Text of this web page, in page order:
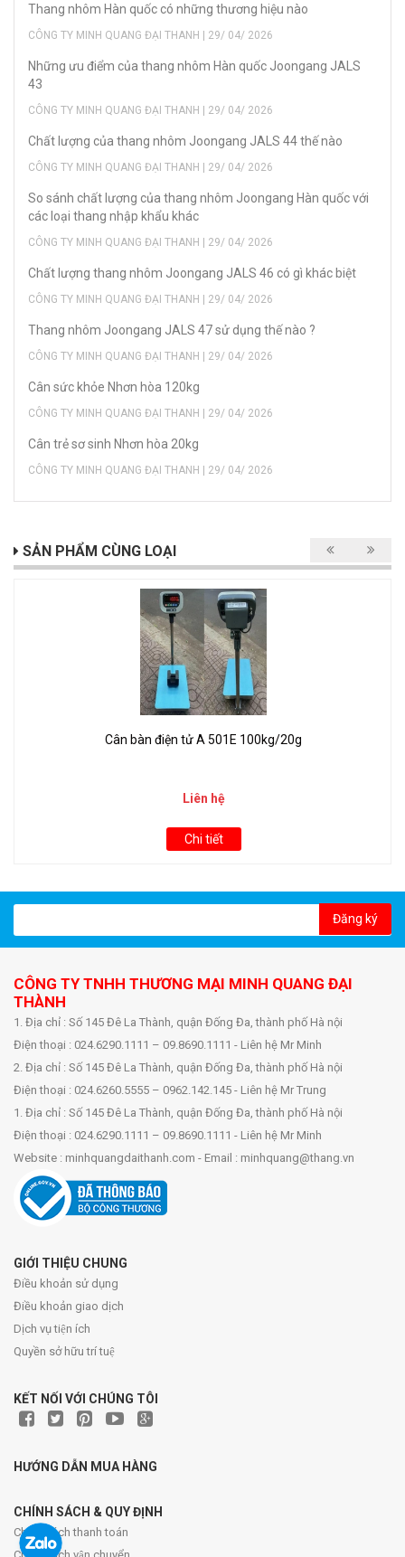
Thang nhôm Hàn quốc có những thương hiệu nào
CÔNG TY MINH QUANG ĐẠI THANH | 29/ 04/ 2026
Những ưu điểm của thang nhôm Hàn quốc Joongang JALS
43
CÔNG TY MINH QUANG ĐẠI THANH | 29/ 04/ 2026
Chất lượng của thang nhôm Joongang JALS 44 thế nào
CÔNG TY MINH QUANG ĐẠI THANH | 29/ 04/ 2026
So sánh chất lượng của thang nhôm Joongang Hàn quốc với
các loại thang nhập khẩu khác
CÔNG TY MINH QUANG ĐẠI THANH | 29/ 04/ 2026
Chất lượng thang nhôm Joongang JALS 46 có gì khác biệt
CÔNG TY MINH QUANG ĐẠI THANH | 29/ 04/ 2026
Thang nhôm Joongang JALS 47 sử dụng thế nào ?
CÔNG TY MINH QUANG ĐẠI THANH | 29/ 04/ 2026
Cân sức khỏe Nhơn hòa 120kg
CÔNG TY MINH QUANG ĐẠI THANH | 29/ 04/ 2026
Cân trẻ sơ sinh Nhơn hòa 20kg
CÔNG TY MINH QUANG ĐẠI THANH | 29/ 04/ 2026
SẢN PHẨM CÙNG LOẠI
Cân bàn điện tử A 501E 100kg/20g
Liên hệ
Chi tiết
Đăng ký
CÔNG TY TNHH THƯƠNG MẠI MINH QUANG ĐẠI
THÀNH
1. Địa chỉ : Số 145 Đê La Thành, quận Đống Đa, thành phố Hà nội
Điện thoại : 024.6290.1111 – 09.8690.1111 - Liên hệ Mr Minh
2. Địa chỉ : Số 145 Đê La Thành, quận Đống Đa, thành phố Hà nội
Điện thoại : 024.6260.5555 – 0962.142.145 - Liên hệ Mr Trung
1. Địa chỉ : Số 145 Đê La Thành, quận Đống Đa, thành phố Hà nội
Điện thoại : 024.6290.1111 – 09.8690.1111 - Liên hệ Mr Minh
Website : minhquangdaithanh.com - Email : minhquang@thang.vn
GIỚI THIỆU CHUNG
Điều khoản sử dụng
Điều khoản giao dịch
Dịch vụ tiện ích
Quyền sở hữu trí tuệ
KẾT NỐI VỚI CHÚNG TÔI
HƯỚNG DẪN MUA HÀNG
CHÍNH SÁCH & QUY ĐỊNH
Chính sách thanh toán